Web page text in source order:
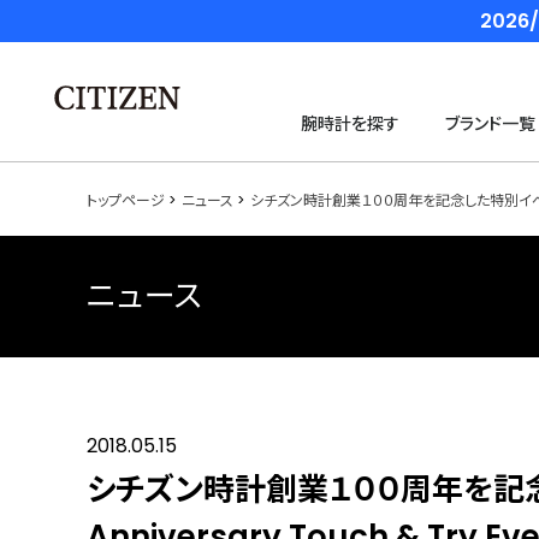
2026/
腕時計を探す ブランド一覧
トップページ ニュース シチズン時計創業１００周年を記念した特
ニュース
2018.05.15
シチズン時計創業１００周年を